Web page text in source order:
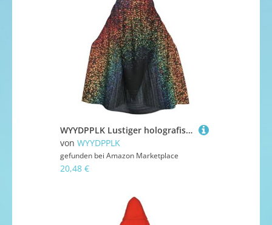
WYYDPPLK Lustiger holografischer Dreams Print Kapuzenumhang für Erwachsene – Unisex Halloween Weihnachten Cosplay Umhang
von WYYDPPLK
gefunden bei Amazon Marketplace
20,48 €